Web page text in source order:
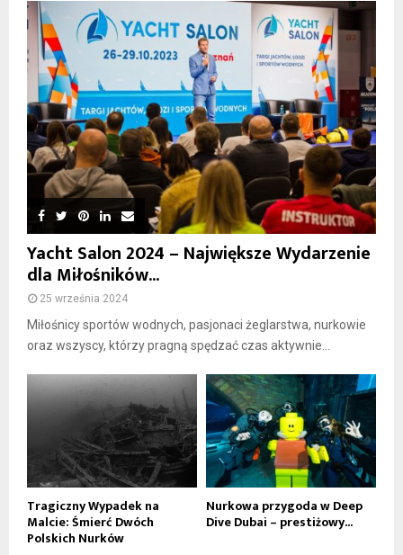
Yacht Salon 2024 – Największe Wydarzenie
dla Miłośników...
25 września 2024
Miłośnicy sportów wodnych, pasjonaci żeglarstwa, nurkowie
oraz wszyscy, którzy pragną spędzać czas aktywnie...
Tragiczny Wypadek na
Malcie: Śmierć Dwóch
Polskich Nurków
Nurkowa przygoda w Deep
Dive Dubai – prestiżowy...